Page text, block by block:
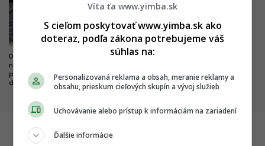
Dobré správy z najväčších
nemocníc. Výstavba veľkých
projektov napreduje, hlásia
dôležité míľniky
Rozhodujúci míľnik sa blíži. Na
objavila prvá glajcha
Víta ťa www.yimba.sk
S cieľom poskytovať www.yimba.sk ako
doteraz, podľa zákona potrebujeme váš
súhlas na:
Personalizovaná reklama a obsah, meranie reklamy a
obsahu, prieskum cieľových skupín a vývoj služieb
Uchovávanie alebo prístup k informáciám na zariadení
Ďalšie informácie